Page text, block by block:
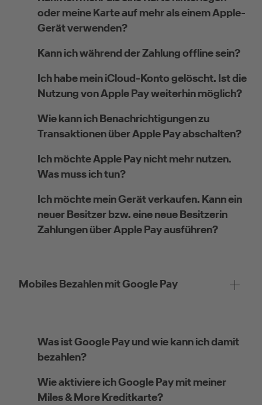
oder meine Karte auf mehr als einem Apple-
Gerät verwenden?
Kann ich während der Zahlung offline sein?
Ich habe mein iCloud-Konto gelöscht. Ist die
Nutzung von Apple Pay weiterhin möglich?
Wie kann ich Benachrichtigungen zu
Transaktionen über Apple Pay abschalten?
Ich möchte Apple Pay nicht mehr nutzen.
Was muss ich tun?
Ich möchte mein Gerät verkaufen. Kann ein
neuer Besitzer bzw. eine neue Besitzerin
Zahlungen über Apple Pay ausführen?
Mobiles Bezahlen mit Google Pay
Was ist Google Pay und wie kann ich damit
bezahlen?
Wie aktiviere ich Google Pay mit meiner
Miles & More Kreditkarte?